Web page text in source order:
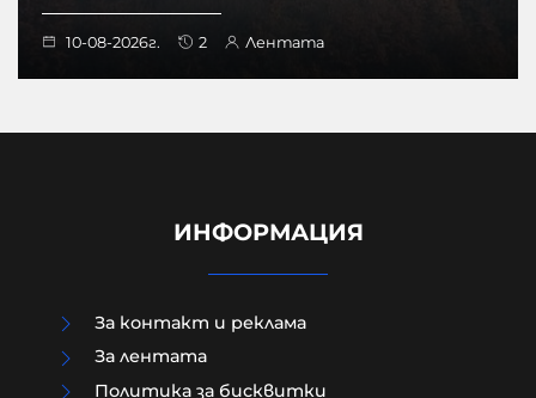
10-08-2026г. 2 Лентата
ИНФОРМАЦИЯ
За контакт и реклама
За лентата
Политика за бисквитки